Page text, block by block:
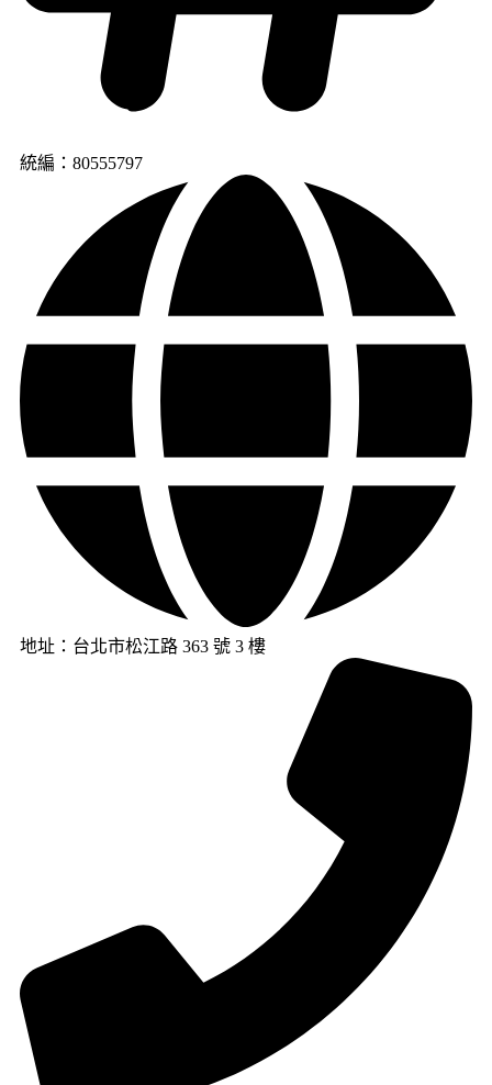
統編：80555797
地址：台北市松江路 363 號 3 樓